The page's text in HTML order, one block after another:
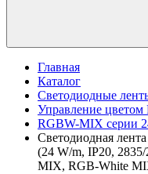
Главная
Каталог
Светодиодные
Управление
RGBW-MIX серии
Светодиодная
(24 W/m, IP20,
MIX, RGB-White